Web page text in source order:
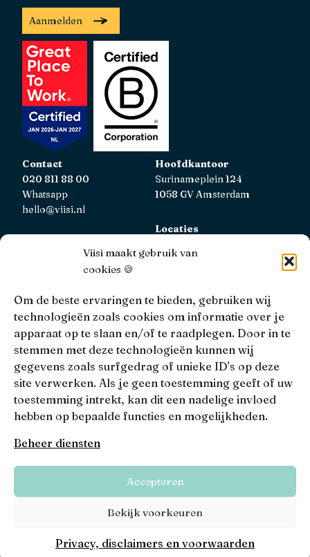
Viisi maakt gebruik van
cookies 🍪
Om de beste ervaringen te bieden, gebruiken wij
technologieën zoals cookies om informatie over je
apparaat op te slaan en/of te raadplegen. Door in te
stemmen met deze technologieën kunnen wij
gegevens zoals surfgedrag of unieke ID's op deze
site verwerken. Als je geen toestemming geeft of uw
toestemming intrekt, kan dit een nadelige invloed
hebben op bepaalde functies en mogelijkheden.
Beheer diensten
Accepteren
Bekijk voorkeuren
Privacy, disclaimers en voorwaarden
Aanmelden
Contact
020 811 88 00
Whatsapp
hello@viisi.nl
Hoofdkantoor
Surinameplein 124
1058 GV Amsterdam
Locaties
Viisi Hypotheken is geregistreerd bij de AFM.
Registratienummer: 12039833
KiFiD
Niet tevreden over onze interne klachtbehandeling, dan
kun je terecht bijKiFiD.
• 4.9 •
Viisi © 2026
Algemene voorwaarden
Privacy, disclaimers en voorwaarden